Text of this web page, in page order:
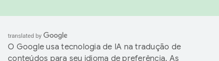
O Google usa tecnologia de IA na tradução de
conteúdos para seu idioma de preferência. As